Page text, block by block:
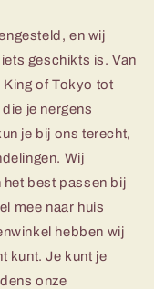
en wij
geschikts is. Van
of Tokyo tot
je nergens
je bij ons terecht,
Wij
het best passen bij
mee naar huis
hebben wij
kunt. Je kunt je
onze